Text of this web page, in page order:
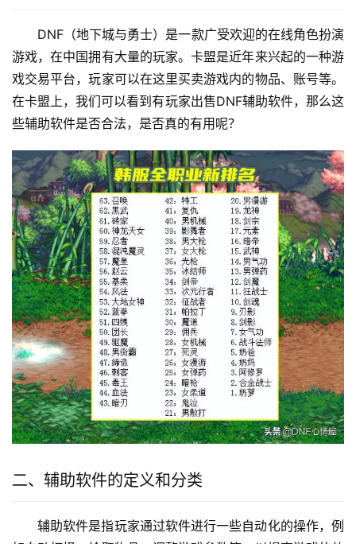
DNF（地下城与勇士）是一款广受欢迎的在线角色扮演
游戏，在中国拥有大量的玩家。卡盟是近年来兴起的一种游
戏交易平台，玩家可以在这里买卖游戏内的物品、账号等。
在卡盟上，我们可以看到有玩家出售DNF辅助软件，那么这
些辅助软件是否合法，是否真的有用呢？
二、辅助软件的定义和分类
辅助软件是指玩家通过软件进行一些自动化的操作，例